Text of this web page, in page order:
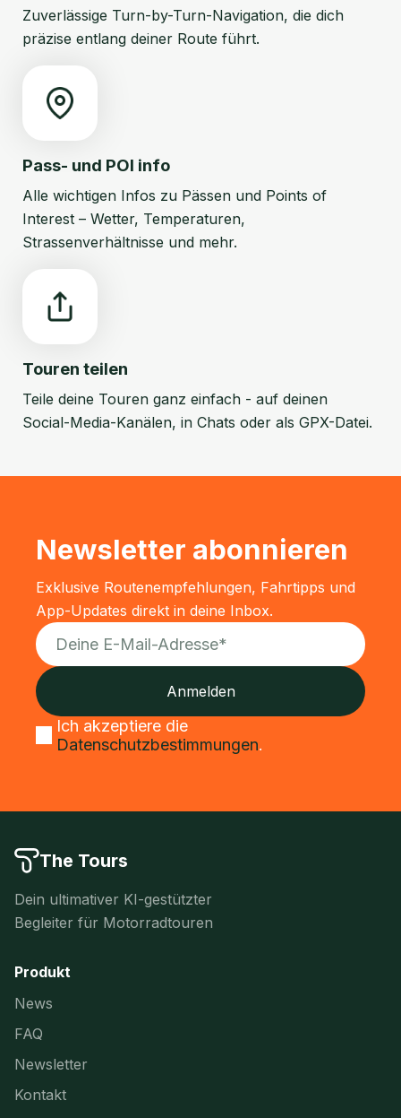
Zuverlässige Turn-by-Turn-Navigation, die dich
präzise entlang deiner Route führt.
Pass- und POI info
Alle wichtigen Infos zu Pässen und Points of
Interest – Wetter, Temperaturen,
Strassenverhältnisse und mehr.
Touren teilen
Teile deine Touren ganz einfach - auf deinen
Social-Media-Kanälen, in Chats oder als GPX-Datei.
Newsletter abonnieren
Exklusive Routenempfehlungen, Fahrtipps und
App-Updates direkt in deine Inbox.
Anmelden
Ich akzeptiere die
Datenschutzbestimmungen.
The Tours
Dein ultimativer KI-gestützter
Begleiter für Motorradtouren
Produkt
News
FAQ
Newsletter
Kontakt